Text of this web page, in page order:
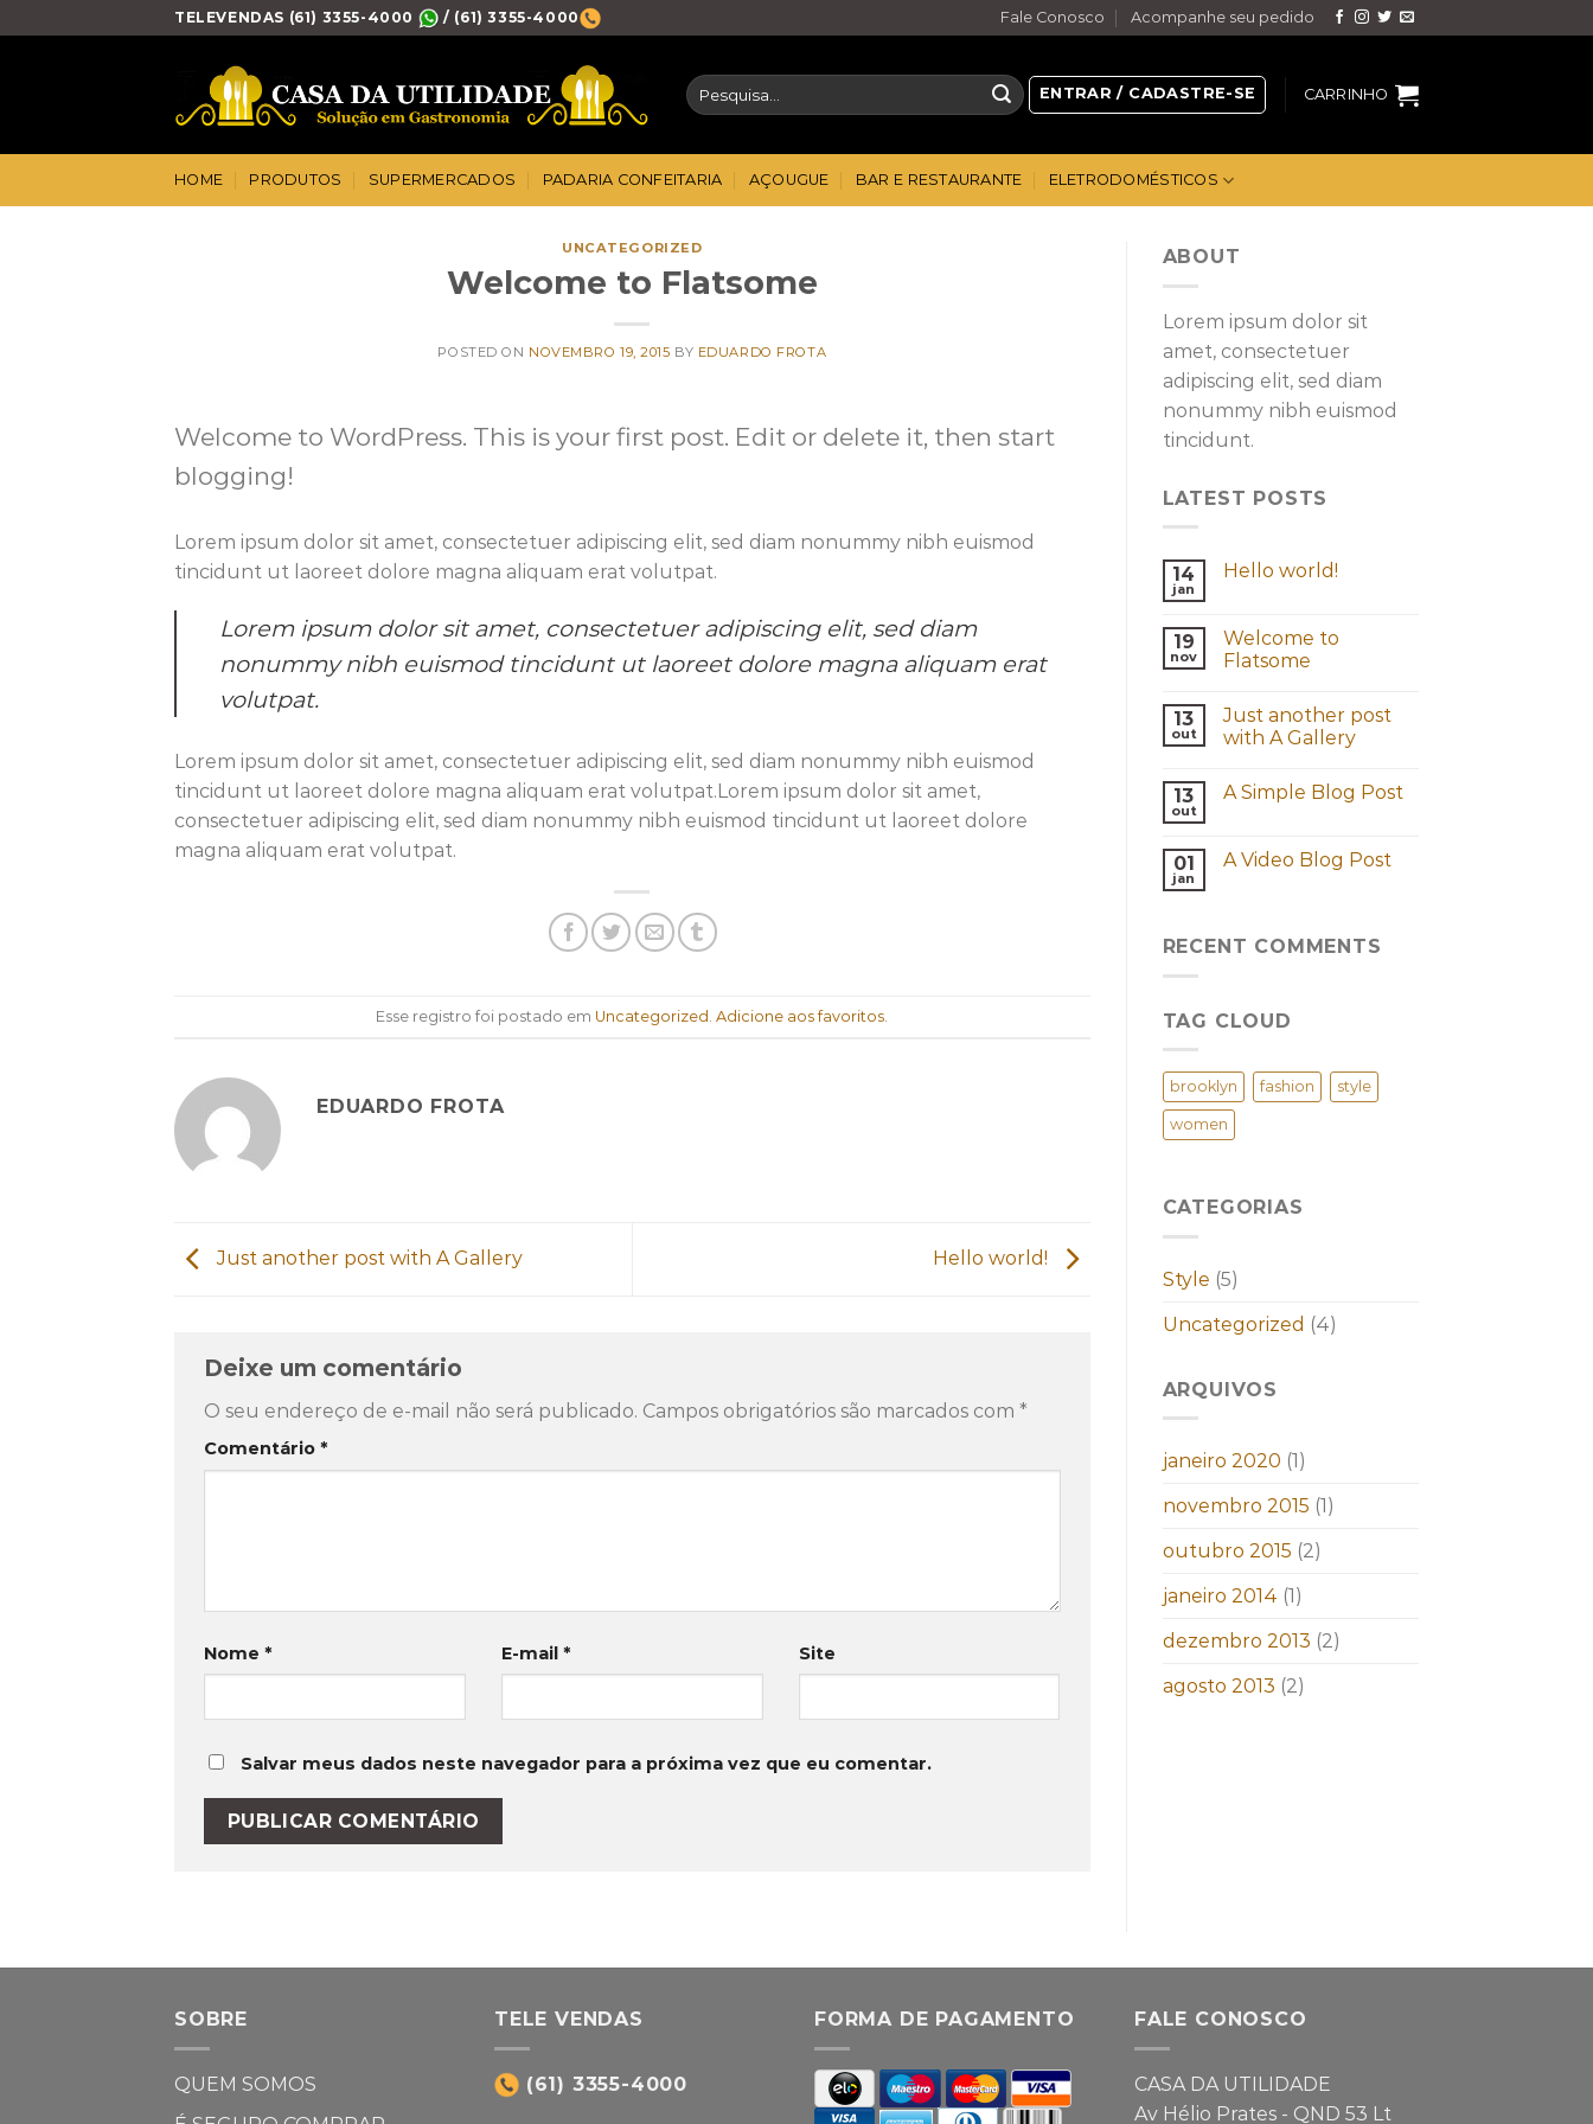
to
TELEVENDAS (61) 3355-4000 / (61) 3355-4000 Fale Conosco Acompanhe seu pedido
Pesquisar
por:
ENTRAR / CADASTRE-SE CARRINHO
HOME PRODUTOS SUPERMERCADOS PADARIA CONFEITARIA AÇOUGUE BAR E RESTAURANTE ELETRODOMÉSTICOS
UNCATEGORIZED
Welcome to Flatsome
POSTED ON NOVEMBRO 19, 2015 BY EDUARDO FROTA
Welcome to WordPress. This is your first post. Edit or delete it, then start
blogging!
Lorem ipsum dolor sit amet, consectetuer adipiscing elit, sed diam nonummy nibh euismod
tincidunt ut laoreet dolore magna aliquam erat volutpat.
Lorem ipsum dolor sit amet, consectetuer adipiscing elit, sed diam
nonummy nibh euismod tincidunt ut laoreet dolore magna aliquam erat
volutpat.
Lorem ipsum dolor sit amet, consectetuer adipiscing elit, sed diam nonummy nibh euismod
tincidunt ut laoreet dolore magna aliquam erat volutpat.Lorem ipsum dolor sit amet,
consectetuer adipiscing elit, sed diam nonummy nibh euismod tincidunt ut laoreet dolore
magna aliquam erat volutpat.
Esse registro foi postado em Uncategorized .Adicione aos favoritos
EDUARDO FROTA
Just another post with A Gallery Hello world!
Deixe um comentário
O seu endereço de e-mail não será publicado. Campos obrigatórios são marcados com *
Comentário *
Nome * E-mail * Site
Salvar meus dados neste navegador para a próxima vez que eu comentar.
ABOUT
Lorem ipsum dolor sit
amet, consectetuer
adipiscing elit, sed diam
nonummy nibh euismod
tincidunt.
LATEST POSTS
14
jan
Hello world!
19
nov
Welcome to
Flatsome
13
out
Just another post
with A Gallery
13
out
A Simple Blog Post
01
jan
A Video Blog Post
RECENT COMMENTS
TAG CLOUD
brooklyn fashion style
women
CATEGORIAS
Style (5)
Uncategorized (4)
ARQUIVOS
janeiro 2020 (1)
novembro 2015 (1)
outubro 2015 (2)
janeiro 2014 (1)
dezembro 2013 (2)
agosto 2013 (2)
SOBRE
QUEM SOMOS
TELE VENDAS
(61) 3355-4000
FORMA DE PAGAMENTO FALE CONOSCO
CASA DA UTILIDADE
Av Hélio Prates - QND 53 Lt